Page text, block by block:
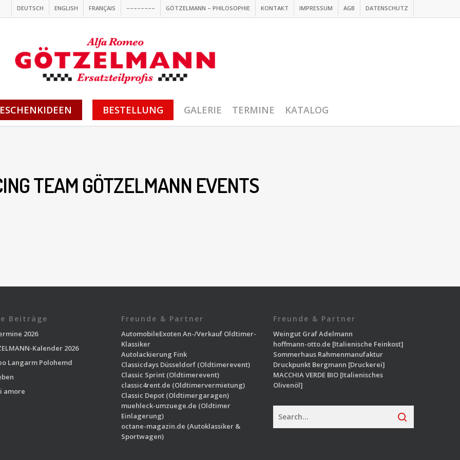
DEUTSCH ENGLISH FRANÇAIS –––––––– GÖTZELMANN – PHILOSOPHIE KONTAKT IMPRESSUM AGB DATENSCHUTZ
BESTELLUNG GALERIE TERMINE KATALOG
TEAM GÖTZELMANN EVENTS
Beiträge
2026
Kalender 2026
Langarm Polohemd
amore
Freunde & Partner
AutomobileExoten An-/Verkauf Oldtimer-
Klassiker
Autolackierung Fink
Classicdays Düsseldorf(Oldtimerevent)
Classic Sprint(Oldtimerevent)
classic4rent.de (Oldtimervermietung)
Classic Depot(Oldtimergaragen)
muehleck-umzuege.de (Oldtimer
Einlagerung)
octane-magazin.de (Autoklassiker &
Sportwagen)
Freunde & Partner
Weingut Graf Adelmann
hoffmann-otto.de [Italienische Feinkost]
Sommerhaus Rahmenmanufaktur
Druckpunkt Bergmann [Druckerei]
MACCHIA VERDE BIO [Italienisches
Olivenöl]